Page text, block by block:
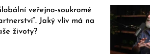
veřejno-soukromé
Jaký vliv má na
životy?